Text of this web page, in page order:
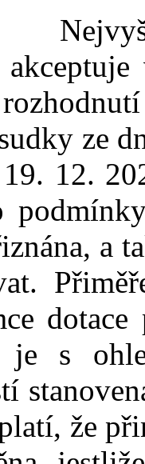
rozhodnutí
ze
19. 12.
a
dotace
je s
že